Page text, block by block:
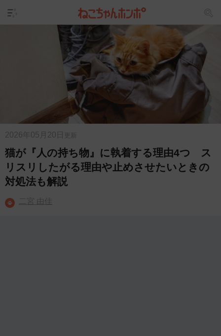
2026年05月20日 更新
猫が『人の持ち物』に執着する理由4つ ス
リスリしたがる理由や止めさせたいときの
対処法も解説
二宮 由佳